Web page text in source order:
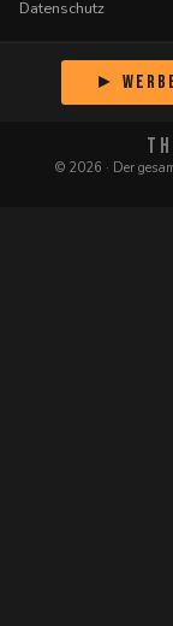
Datenschutz
►
© 2026 · Der